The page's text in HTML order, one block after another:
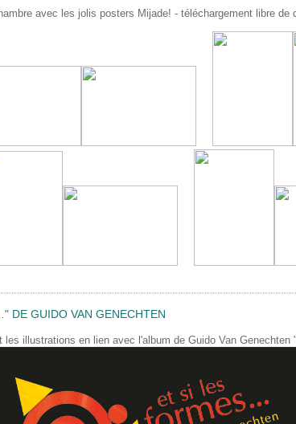
avec les jolis posters Mijade! - téléchargement libre de
DE GUIDO VAN GENECHTEN
les illustrations en lien avec l'album de Guido Van